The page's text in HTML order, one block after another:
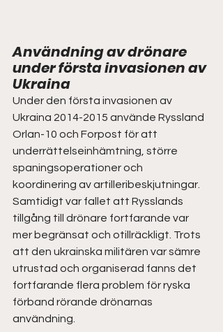
Användning av drönare
under första invasionen av
Ukraina
Under den första invasionen av
Ukraina 2014-2015 använde Ryssland
Orlan-10 och Forpost för att
underrättelseinhämtning, större
spaningsoperationer och
koordinering av artilleribeskjutningar.
Samtidigt var fallet att Rysslands
tillgång till drönare fortfarande var
mer begränsat och otillräckligt. Trots
att den ukrainska militären var sämre
utrustad och organiserad fanns det
fortfarande flera problem för ryska
förband rörande drönarnas
användning.